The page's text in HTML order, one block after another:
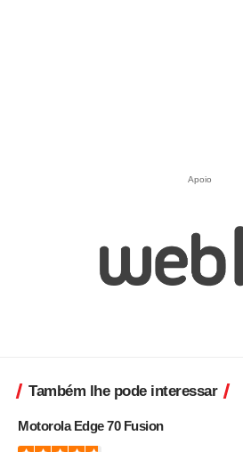
Apoio
Também lhe pode interessar
Motorola Edge 70 Fusion